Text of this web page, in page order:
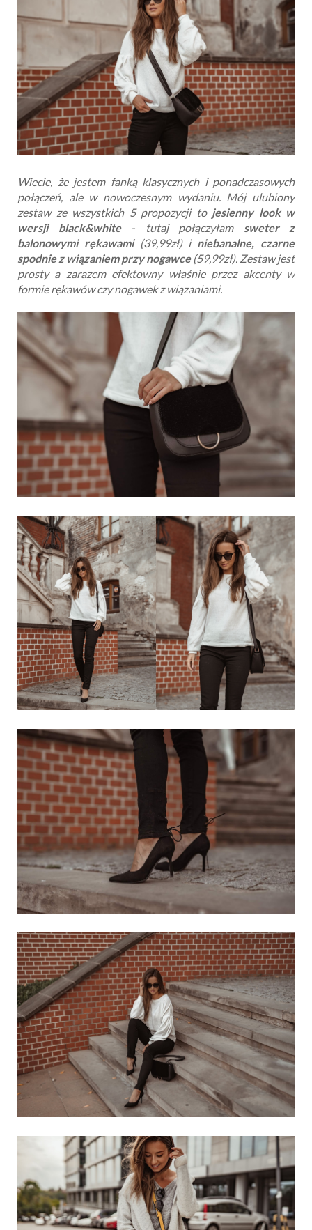
Wiecie, że jestem fanką klasycznych i ponadczasowych
połączeń, ale w nowoczesnym wydaniu. Mój ulubiony
zestaw ze wszystkich 5 propozycji to jesienny look w
wersji black&white- tutaj połączyłam sweter z
balonowymi rękawami(39,99zł) i niebanalne, czarne
spodnie z wiązaniem przy nogawce(59,99zł). Zestaw jest
prosty a zarazem efektowny właśnie przez akcenty w
formie rękawów czy nogawek z wiązaniami.